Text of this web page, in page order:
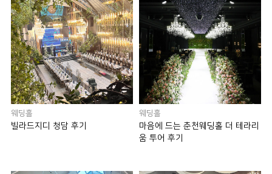
웨딩홀
빌라드지디 청담 후기
웨딩홀
마음에 드는 춘천웨딩홀 더 테라리
움 투어 후기